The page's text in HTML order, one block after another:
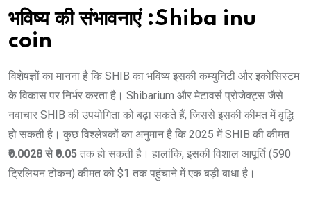
भविष्य की संभावनाएं :Shiba inu
coin
विशेषज्ञों का मानना है कि SHIB का भविष्य इसकी कम्युनिटी और इकोसिस्टम
के विकास पर निर्भर करता है। Shibarium और मेटावर्स प्रोजेक्ट्स जैसे
नवाचार SHIB की उपयोगिता को बढ़ा सकते हैं, जिससे इसकी कीमत में वृद्धि
हो सकती है। कुछ विश्लेषकों का अनुमान है कि 2025 में SHIB की कीमत
₹0.0028 से ₹0.05 तक हो सकती है। हालांकि, इसकी विशाल आपूर्ति (590
ट्रिलियन टोकन) कीमत को $1 तक पहुंचाने में एक बड़ी बाधा है।